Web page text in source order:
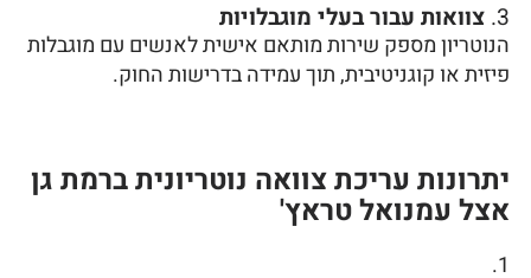
3. צוואות עבור בעלי מוגבלויות
הנוטריון מספק שירות מותאם אישית לאנשים עם מוגבלות
פיזית או קוגניטיבית, תוך עמידה בדרישות החוק.
יתרונות עריכת צוואה נוטריונית ברמת גן
אצל עמנואל טראץ'